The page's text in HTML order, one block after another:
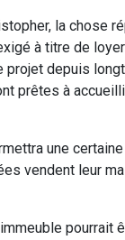
la chose
à titre de
depuis
prêtes à
une
vendent leur
pourrait